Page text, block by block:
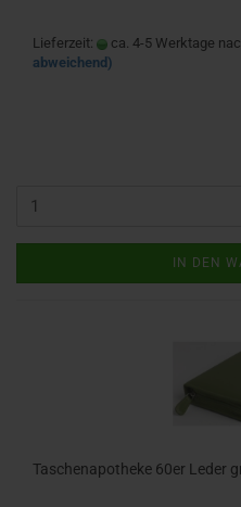
Lieferzeit: ca. 4-5 Werktage
abweichend)
IN DEN
Taschenapotheke 60er Leder